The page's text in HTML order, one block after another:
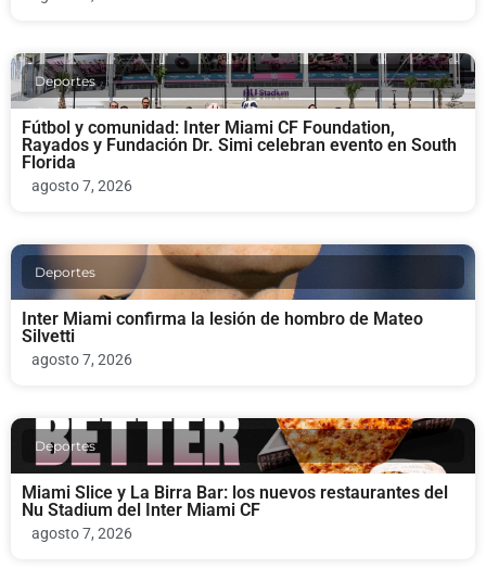
Deportes
Fútbol y comunidad: Inter Miami CF Foundation,
Rayados y Fundación Dr. Simi celebran evento en South
Florida
agosto 7, 2026
Deportes
Inter Miami confirma la lesión de hombro de Mateo
Silvetti
agosto 7, 2026
Deportes
Miami Slice y La Birra Bar: los nuevos restaurantes del
Nu Stadium del Inter Miami CF
agosto 7, 2026